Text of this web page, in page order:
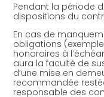
Pendant la période
dispositions du
En cas de
obligations
honoraires à
aura la faculté de
d’une mise en
recommandée
responsable des